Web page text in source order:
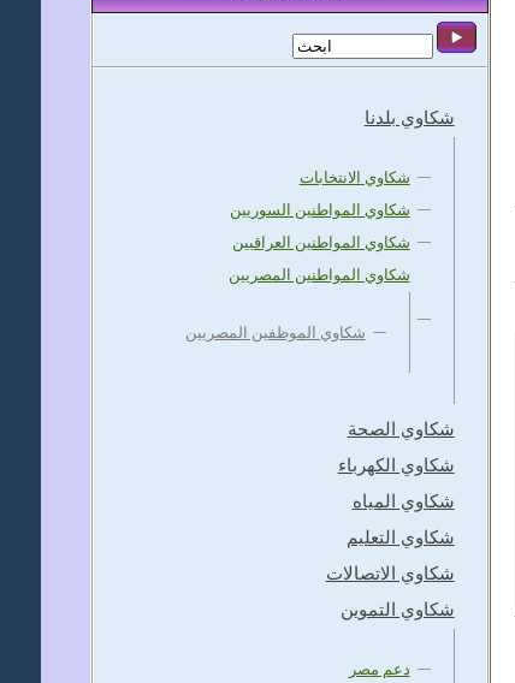
شكاوي بلدنا
شكاوي الانتخابات
شكاوي المواطنين السوريين
شكاوي المواطنين العراقيين
شكاوي المواطنين المصريين
شكاوي الموظفين المصريين
شكاوي الصحة
شكاوي الكهرباء
شكاوي المياه
شكاوي التعليم
شكاوي الاتصالات
شكاوي التموين
دعم مصر